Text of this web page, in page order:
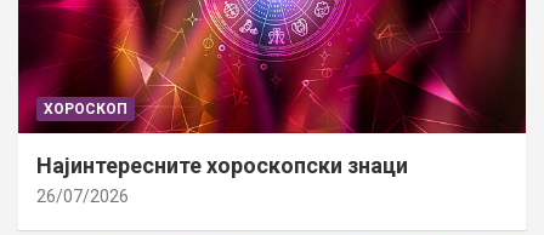
ХОРОСКОП
Најинтересните хороскопски знаци
26/07/2026